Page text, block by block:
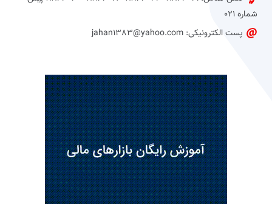
شماره 021
پست الکترونیکی: jahan1383@yahoo.com